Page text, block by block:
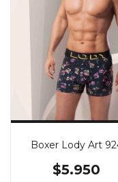
Boxer Lody Art
$5.950